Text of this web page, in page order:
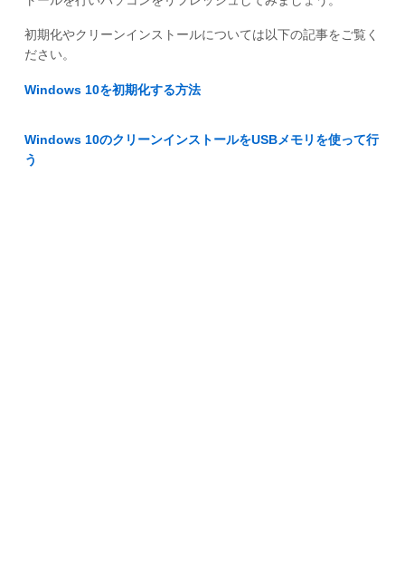
初期化やクリーンインストールについては以下の記事をご覧く
ださい。
Windows 10を初期化する方法
Windows 10のクリーンインストールをUSBメモリを使って行
う